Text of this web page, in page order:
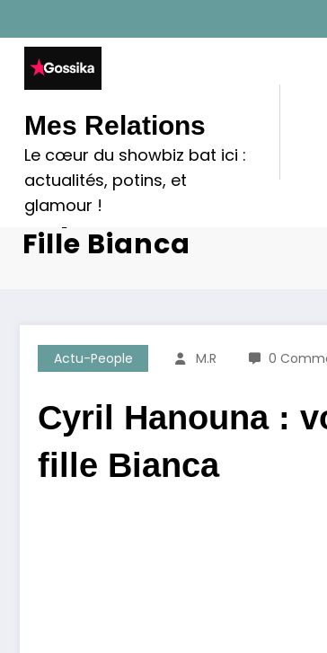
au
contenu
Mes Relations
Le cœur du showbiz bat ici :
actualités, potins, et
glamour !
Cyril Hanouna : Voici
Dépensé Pour
Fille Bianca
Actu-People M.R 0
Cyril Hanouna :
fille Bianca